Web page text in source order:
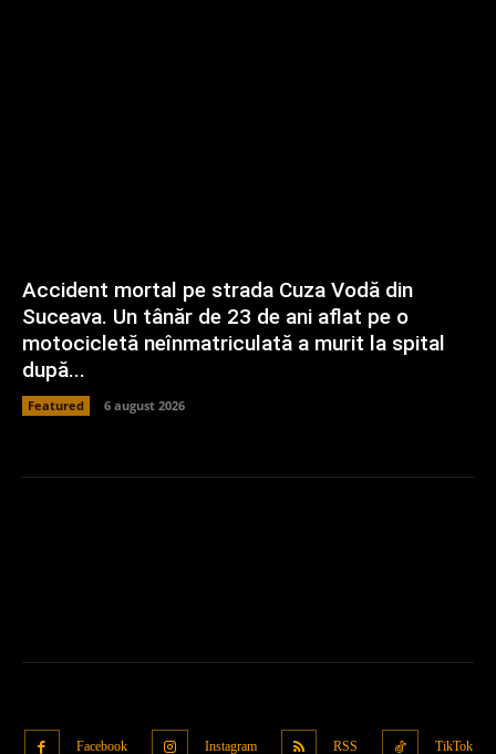
Accident mortal pe strada Cuza Vodă din
Suceava. Un tânăr de 23 de ani aflat pe o
motocicletă neînmatriculată a murit la spital
după...
Featured 6 august 2026
Facebook Instagram RSS TikTok